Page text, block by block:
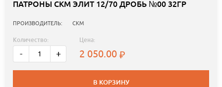
ПАТРОНЫ СКМ ЭЛИТ 12/70 ДРОБЬ №00 32ГР
ПРОИЗВОДИТЕЛЬ: СКМ
Количество:
- +
Цена:
2 050.00
В КОРЗИНУ